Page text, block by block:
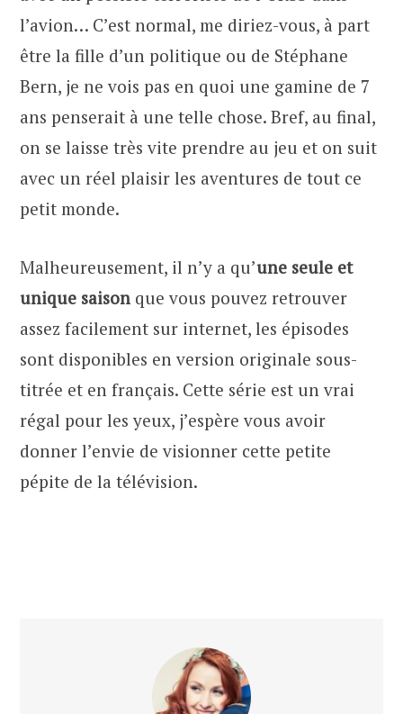
l’avion… C’est normal, me diriez-vous, à part
être la fille d’un politique ou de Stéphane
Bern, je ne vois pas en quoi une gamine de 7
ans penserait à une telle chose. Bref, au final,
on se laisse très vite prendre au jeu et on suit
avec un réel plaisir les aventures de tout ce
petit monde.
Malheureusement, il n’y a qu’une seule et
unique saison que vous pouvez retrouver
assez facilement sur internet, les épisodes
sont disponibles en version originale sous-
titrée et en français. Cette série est un vrai
régal pour les yeux, j’espère vous avoir
donner l’envie de visionner cette petite
pépite de la télévision.